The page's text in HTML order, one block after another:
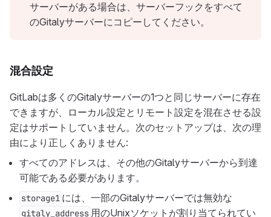
サーバーがある場合は、サーバーフックをすべて
のGitalyサーバーにコピーしてください。
混合設定
GitLabは多くのGitalyサーバーの1つと同じサーバーに存在
できますが、ローカル設定とリモート設定を混在させる設
定はサポートしていません。次のセットアップは、次の理
由により正しくありません:
すべてのアドレスは、その他のGitalyサーバーから到達
可能である必要があります。
storage1 には、一部のGitalyサーバーでは無効な
gitaly_address 用のUnixソケットが割り当てられてい